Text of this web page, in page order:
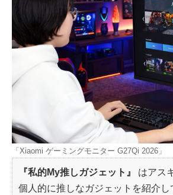
「Xiaomi ゲーミングモニター G27Qi 2026」
『私的My推しガジェット』
はアス
個人的に推しなガジェットを紹介し